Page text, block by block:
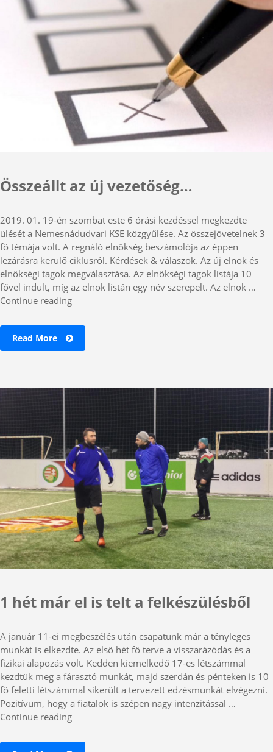
Összeállt az új vezetőség…
2019. 01. 19-én szombat este 6 órási kezdéssel megkezdte
ülését a Nemesnádudvari KSE közgyűlése. Az összejövetelnek 3
fő témája volt. A regnáló elnökség beszámolója az éppen
lezárásra kerülő ciklusról. Kérdések & válaszok. Az új elnök és
elnökségi tagok megválasztása. Az elnökségi tagok listája 10
fővel indult, míg az elnök listán egy név szerepelt. Az elnök …
Continue reading„Összeállt
új
vezetőség…”
Read More
1 hét már el is telt a felkészülésből
A január 11-ei megbeszélés után csapatunk már a tényleges
munkát is elkezdte. Az első hét fő terve a visszarázódás és a
fizikai alapozás volt. Kedden kiemelkedő 17-es létszámmal
kezdtük meg a fárasztó munkát, majd szerdán és pénteken is 10
fő feletti létszámmal sikerült a tervezett edzésmunkát elvégezni.
Pozitívum, hogy a fiatalok is szépen nagy intenzitással …
Continue reading„1
már